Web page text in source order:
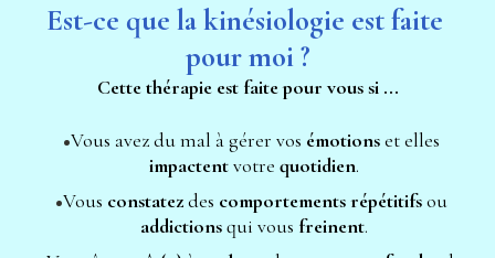
Est-ce que la kinésiologie est faite
pour moi ?
Cette thérapie est faite pour vous si ...
Vous avez du mal à gérer vos émotions
impactent votre quotidien.
Vous constatez des comportements répétitifs
ou
addictions qui vous freinent.